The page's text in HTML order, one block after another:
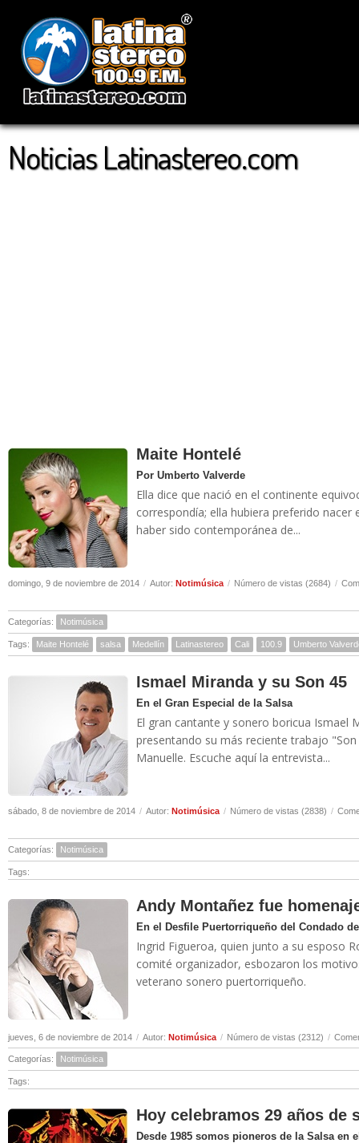
Noticias Latinastereo.com
Maite Hontelé
Por Umberto Valverde
Ella dice que nació en el continente
correspondía; ella hubiera preferido nacer
haber sido contemporánea de...
domingo, 9 de noviembre de 2014 / Autor: Notimúsica / Número de vistas (2684) /
Categorías: Notimúsica
Tags: Maite Hontelé salsa Medellín Latinastereo Cali 100.9 Umberto
Ismael Miranda y su Son 45
En el Gran Especial de la Salsa
El gran cantante y sonero boricua Ismael
presentando su más reciente trabajo
Manuelle. Escuche aquí la entrevista...
sábado, 8 de noviembre de 2014 / Autor: Notimúsica / Número de vistas (2838) /
Categorías: Notimúsica
Tags:
Andy Montañez fue
En el Desfile Puertorriqueño del Condado
Ingrid Figueroa, quien junto a su esposo
comité organizador, esbozaron los
veterano sonero puertorriqueño.
jueves, 6 de noviembre de 2014 / Autor: Notimúsica / Número de vistas (2312) /
Categorías: Notimúsica
Tags:
Hoy celebramos 29 años de
Desde 1985 somos pioneros de la Salsa en